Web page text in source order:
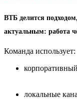
ВТБ делится
актуальным: работа
Команда использует:
локальные